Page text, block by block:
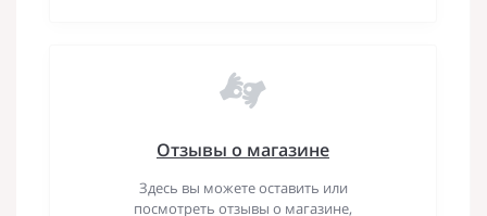
Отзывы о магазине
Здесь вы можете оставить или
посмотреть отзывы о магазине,